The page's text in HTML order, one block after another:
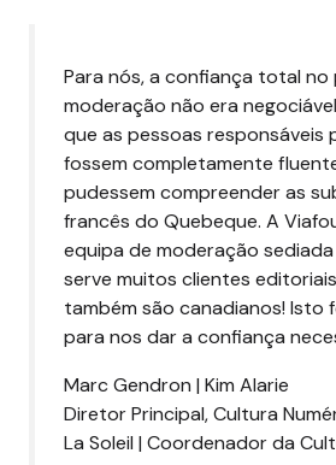
Para nós, a confiança total
moderação não era
que as pessoas responsáveis
fossem completamente
pudessem compreender as
francês do Quebeque. A
equipa de moderação
serve muitos clientes
também são canadianos! Isto
para nos dar a confiança
Marc Gendron | Kim Alarie
Diretor Principal, Cultura
La Soleil | Coordenador da